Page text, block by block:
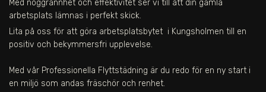
Med noggrannhet och effektivitet ser vi till att din gamla
arbetsplats lämnas i perfekt skick.
Lita på oss för att göra arbetsplatsbytet i Kungsholmen till en
positiv och bekymmersfri upplevelse.
Med vår Professionella Flyttstädning är du redo för en ny start i
en miljö som andas fräschör och renhet.